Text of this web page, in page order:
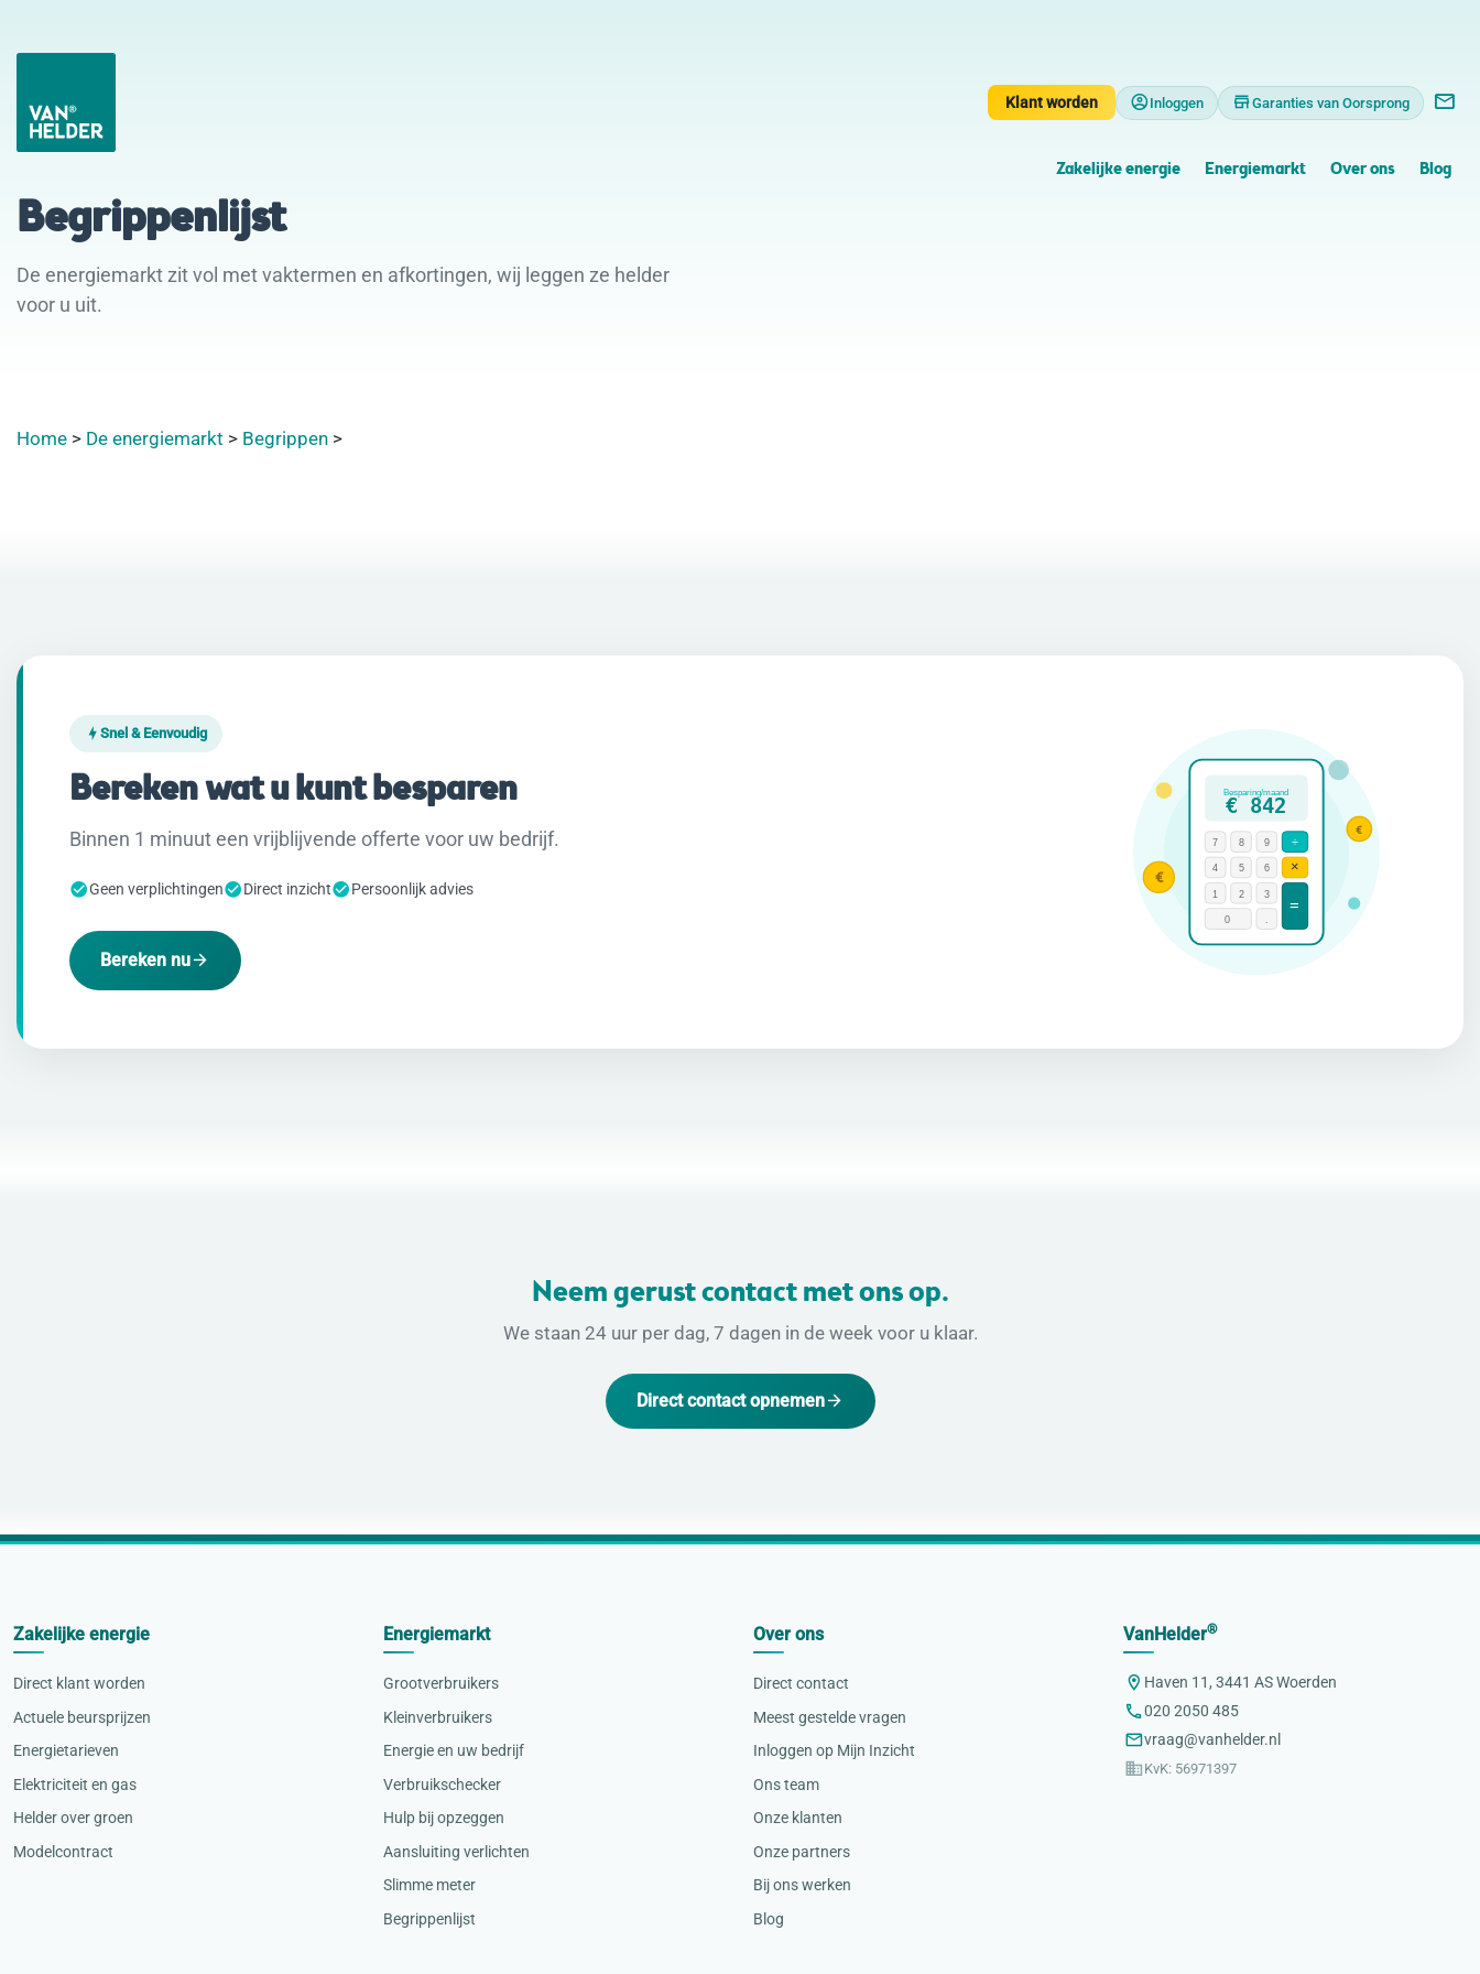
Klant worden Inloggen Garanties van Oorsprong
Zakelijke energie Energiemarkt Over ons Blog
Begrippenlijst
De energiemarkt zit vol met vaktermen en afkortingen, wij leggen ze helder
voor u uit.
Home > De energiemarkt > Begrippen >
Snel & Eenvoudig
Bereken wat u kunt besparen
Binnen 1 minuut een vrijblijvende offerte voor uw bedrijf.
Geen verplichtingen Direct inzicht Persoonlijk advies
Bereken nu
Besparing/maand
€ 842
7 8 9
4 5 6
1 2 3
0 .
÷
×
=
€
€
Neem gerust contact met ons op.
We staan 24 uur per dag, 7 dagen in de week voor u klaar.
Direct contact opnemen
Zakelijke energie
Direct klant worden
Actuele beursprijzen
Energietarieven
Elektriciteit en gas
Helder over groen
Modelcontract
Energiemarkt
Grootverbruikers
Kleinverbruikers
Energie en uw bedrijf
Verbruikschecker
Hulp bij opzeggen
Aansluiting verlichten
Slimme meter
Begrippenlijst
Over ons
Direct contact
Meest gestelde vragen
Inloggen op Mijn Inzicht
Ons team
Onze klanten
Onze partners
Bij ons werken
Blog
VanHelder®
Haven 11, 3441 AS Woerden
020 2050 485
vraag@vanhelder.nl
KvK: 56971397